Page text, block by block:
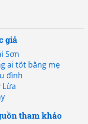
giả
Sơn
ai tốt bằng mẹ
đình
tham khảo